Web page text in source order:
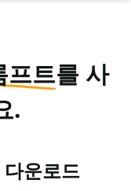
프트를 사
.
운로드